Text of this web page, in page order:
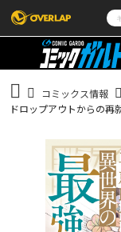
コミック
コミッククリエ
LiQulle
その他
企業
会社概要
採用情報
アクセス
オーバーラップホ
コミックス情報
ドロップアウトからの再